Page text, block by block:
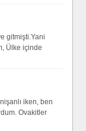
gitmişti.Yani
Ülke içinde
iken, ben
Ovakitler